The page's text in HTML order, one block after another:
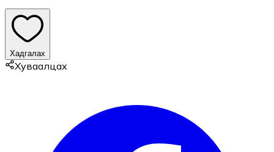
Хадгалах
Хуваалцах